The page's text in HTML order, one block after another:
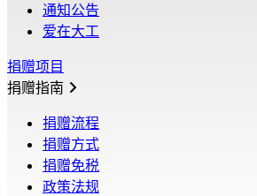
通知公告
爱在大工
捐赠项目
捐赠指南
捐赠流程
捐赠方式
捐赠免税
政策法规